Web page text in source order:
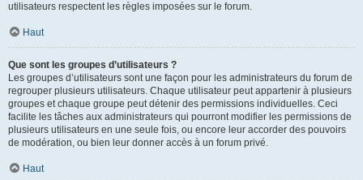
utilisateurs respectent les règles imposées sur le forum.
Haut
Que sont les groupes d’utilisateurs ?
Les groupes d’utilisateurs sont une façon pour les administrateurs du forum de
regrouper plusieurs utilisateurs. Chaque utilisateur peut appartenir à plusieurs
groupes et chaque groupe peut détenir des permissions individuelles. Ceci
facilite les tâches aux administrateurs qui pourront modifier les permissions de
plusieurs utilisateurs en une seule fois, ou encore leur accorder des pouvoirs
de modération, ou bien leur donner accès à un forum privé.
Haut